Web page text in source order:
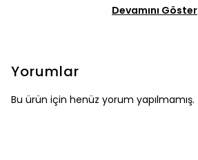
Devamını Göster
Yorumlar
Bu ürün için henüz yorum yapılmamış.